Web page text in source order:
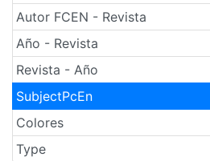
Autor FCEN - Revista
Año - Revista
Revista - Año
SubjectPcEn
Colores
Type